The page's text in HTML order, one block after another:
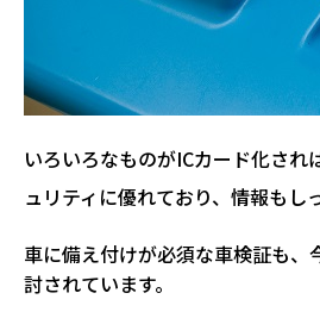
いろいろなものがICカード化され
ュリティに優れており、情報もし
車に備え付けが必須な車検証も、
討されています。